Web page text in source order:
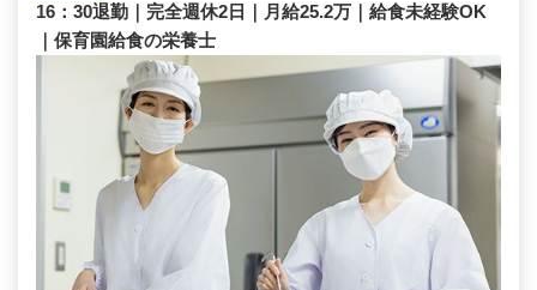
16：30退勤｜完全週休2日｜月給25.2万｜給食未経験OK
｜保育園給食の栄養士